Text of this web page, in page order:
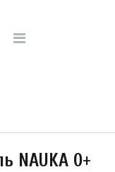
NAUKA 0+